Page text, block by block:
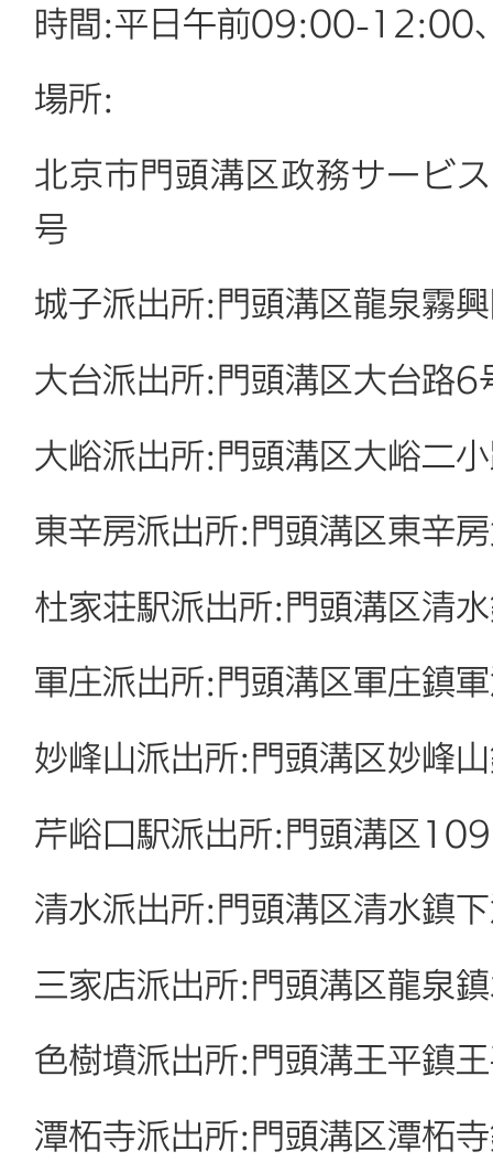
時間:平日午前09:00-
場所:
北京市門頭溝区政務サービ
号
城子派出所:門頭溝区龍泉霧
大台派出所:門頭溝区大台路6
大峪派出所:門頭溝区大峪二
東辛房派出所:門頭溝区東辛
杜家荘駅派出所:門頭溝区清
軍庄派出所:門頭溝区軍庄鎮
妙峰山派出所:門頭溝区妙峰
芹峪口駅派出所:門頭溝区
清水派出所:門頭溝区清水鎮
三家店派出所:門頭溝区龍泉
色樹墳派出所:門頭溝王平鎮
潭柘寺派出所:門頭溝区潭柘